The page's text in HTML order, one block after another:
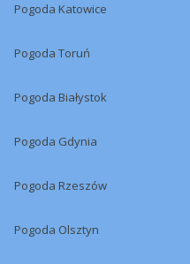
Pogoda Katowice
Pogoda Toruń
Pogoda Białystok
Pogoda Gdynia
Pogoda Rzeszów
Pogoda Olsztyn